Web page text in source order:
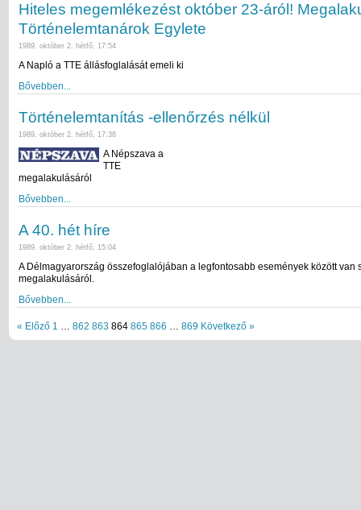
Hiteles megemlékezést október 23-áról!
Történelemtanárok Egylete
1989. október 2. hétfő, 17:54
A Napló a TTE állásfoglalását emeli ki
Bővebben...
Történelemtanítás -ellenőrzés nélkül
1989. október 2. hétfő, 17:38
A Népszava a
TTE
megalakulásáról
Bővebben...
A 40. hét híre
1989. október 2. hétfő, 15:04
A Délmagyarország összefoglalójában a legfontosabb események között van
megalakulásáról.
Bővebben...
« Előző 1 862 863 864 865 866 869 Következő »